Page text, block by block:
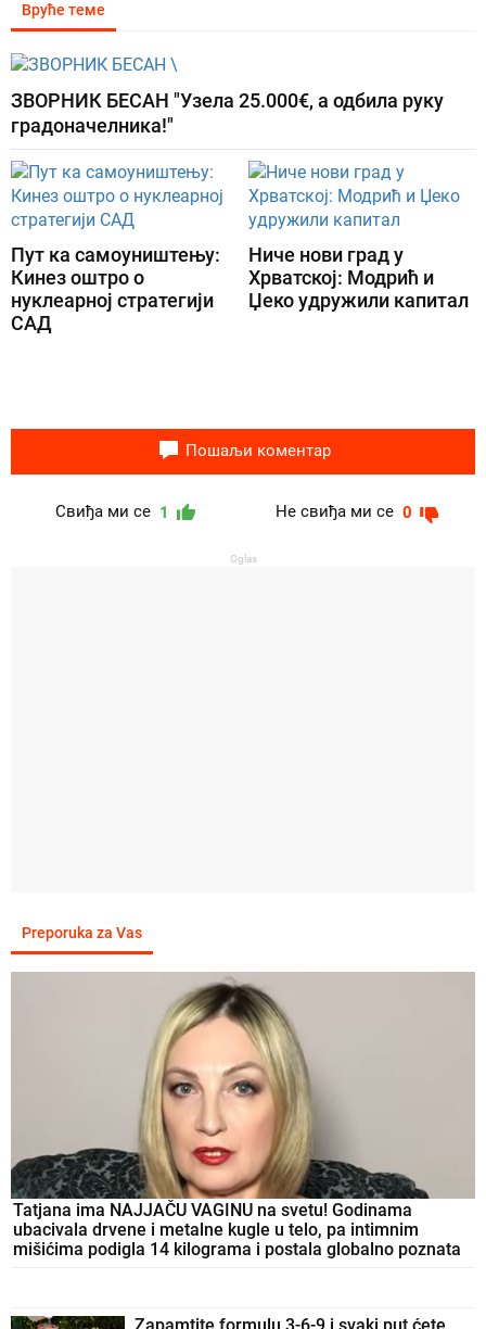
Вруће теме
ЗВОРНИК БЕСАН "Узела 25.000€, а одбила руку
градоначелника!"
Пут ка самоуништењу:
Кинез оштро о
нуклеарној стратегији
САД
Ниче нови град у
Хрватској: Модрић и
Џеко удружили капитал
Пошаљи коментар
Свиђа ми се 1 Не свиђа ми се 0
Oglas
Preporuka za Vas
Tatjana ima NAJJAČU VAGINU na svetu! Godinama
ubacivala drvene i metalne kugle u telo, pa intimnim
mišićima podigla 14 kilograma i postala globalno poznata